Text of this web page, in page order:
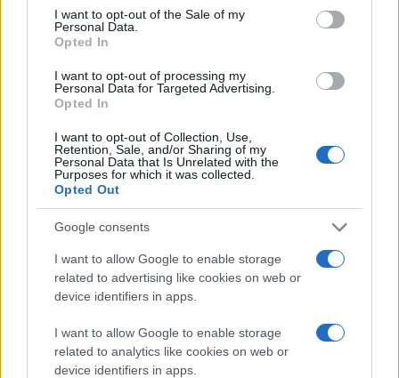
consent section.
I want to opt-out of the Sale of my
Personal Data.
Opted In
I want to opt-out of processing my
Personal Data for Targeted Advertising.
Opted In
I want to opt-out of Collection, Use,
Retention, Sale, and/or Sharing of my
Personal Data that Is Unrelated with the
Purposes for which it was collected.
Opted Out
Google consents
I want to allow Google to enable storage
related to advertising like cookies on web or
device identifiers in apps.
I want to allow Google to enable storage
related to analytics like cookies on web or
device identifiers in apps.